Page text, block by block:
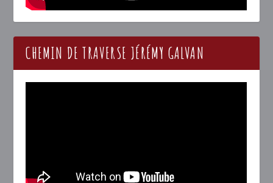
CHEMIN DE TRAVERSE JÉRÉMY GALVAN